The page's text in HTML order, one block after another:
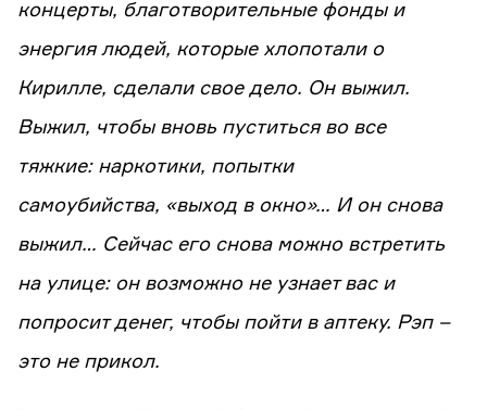
концерты, благотворительные фонды и
энергия людей, которые хлопотали о
Кирилле, сделали свое дело. Он выжил.
Выжил, чтобы вновь пуститься во все
тяжкие: наркотики, попытки
самоубийства, «выход в окно»… И он снова
выжил… Сейчас его снова можно встретить
на улице: он возможно не узнает вас и
попросит денег, чтобы пойти в аптеку. Рэп –
это не прикол.